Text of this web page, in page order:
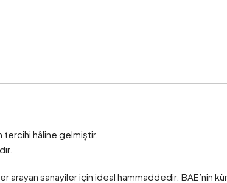
tercihi hâline gelmiştir.
arayan sanayiler için ideal hammaddedir. BAE’nin